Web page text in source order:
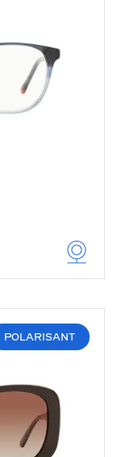
POLARISANT